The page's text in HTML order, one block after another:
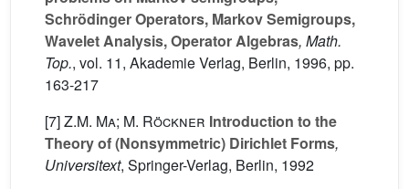
Schrödinger Operators, Markov Semigroups,
Wavelet Analysis, Operator Algebras, Math.
Top., vol. 11, Akademie Verlag, Berlin, 1996, pp.
163-217
[7]Z.M. Ma; M. Röckner Introduction to the
Theory of (Nonsymmetric) Dirichlet Forms,
Universitext, Springer-Verlag, Berlin, 1992